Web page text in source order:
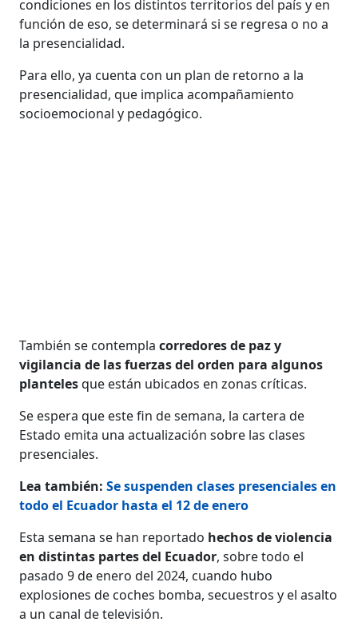
condiciones en los distintos territorios del país y en
función de eso, se determinará si se regresa o no a
la presencialidad.
Para ello, ya cuenta con un plan de retorno a la
presencialidad, que implica acompañamiento
socioemocional y pedagógico.
También se contemplacorredores de paz y
vigilancia de las fuerzas del orden para algunos
plantelesque están ubicados en zonas críticas.
Se espera que este fin de semana, la cartera de
Estado emita una actualización sobre las clases
presenciales.
Lea también:Se suspenden clases presenciales en
todo el Ecuador hasta el 12 de enero
Esta semana se han reportado hechos de violencia
en distintas partes del Ecuador, sobre todo el
pasado 9 de enero del 2024, cuando hubo
explosiones de coches bomba, secuestros y el asalto
a un canal de televisión.